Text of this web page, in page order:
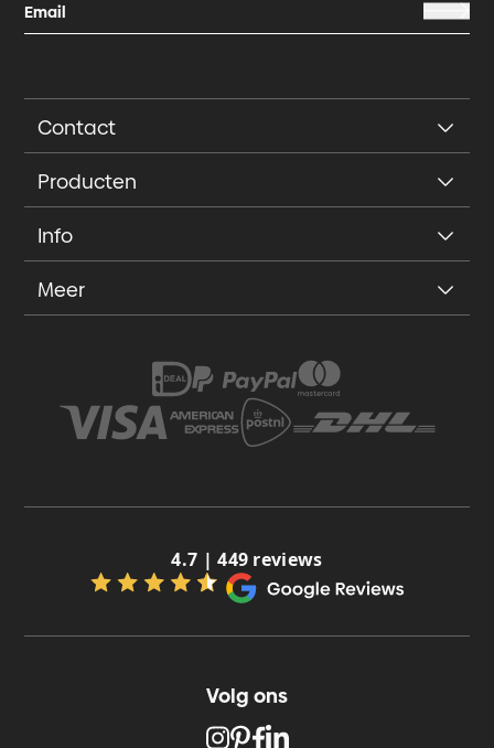
Contact
Producten
Info
Meer
4.7 | 449 reviews
Volg ons